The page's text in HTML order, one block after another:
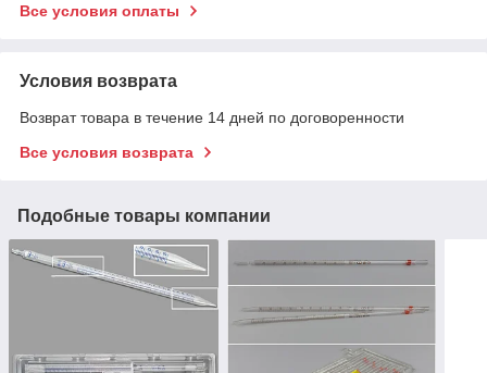
Все условия оплаты
Условия возврата
Возврат товара в течение 14 дней по договоренности
Все условия возврата
Подобные товары компании